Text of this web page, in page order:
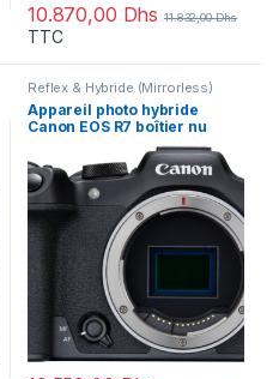
10.870,00 Dhs 11.832,00Dhs
TTC
Reflex & Hybride (Mirrorless)
Appareil photo hybride
Canon EOS R7 boîtier nu